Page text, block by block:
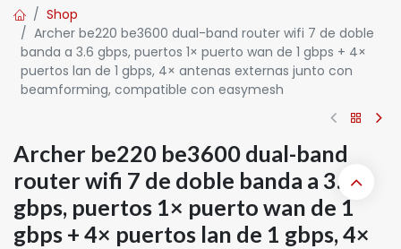
Shop
Archer be220 be3600 dual-band router wifi 7 de doble
banda a 3.6 gbps, puertos 1× puerto wan de 1 gbps + 4×
puertos lan de 1 gbps, 4× antenas externas junto con
beamforming, compatible con easymesh
Archer be220 be3600 dual-band
router wifi 7 de doble banda a 3.6
gbps, puertos 1× puerto wan de 1
gbps + 4× puertos lan de 1 gbps, 4×